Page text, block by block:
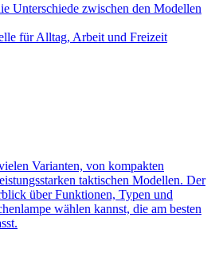
Unterschiede zwischen den Modellen
für Alltag, Arbeit und Freizeit
Varianten, von kompakten
taktischen Modellen. Der
über Funktionen, Typen und
wählen kannst, die am besten